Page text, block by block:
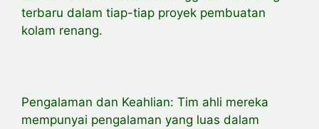
terbaru dalam tiap-tiap proyek pembuatan
kolam renang.
Pengalaman dan Keahlian: Tim ahli mereka
mempunyai pengalaman yang luas dalam